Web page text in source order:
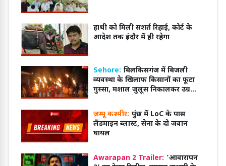
हाथी को मिली सशर्त रिहाई, कोर्ट के
आदेश तक इंदौर में ही रहेगा
Sehore: बिलकिसगंज में बिजली
व्यवस्था के खिलाफ किसानों का फूटा
गुस्सा, मशाल जुलूस निकालकर उग्र
जम्मू कश्मीर: पुंछ में LoC के पास
लैंडमाइन ब्लास्ट, सेना के दो जवान
घायल
Awarapan 2 Trailer: 'आवारापन